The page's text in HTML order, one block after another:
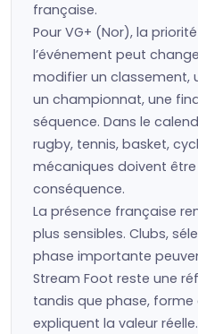
française.
Pour VG+ (Nor), la
l’événement peut
modifier un classement,
un championnat, une
séquence. Dans le
rugby, tennis, basket,
mécaniques doivent
conséquence.
La présence française
plus sensibles. Clubs,
phase importante
Stream Foot reste une
tandis que phase,
expliquent la valeur réelle.